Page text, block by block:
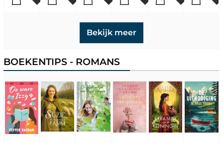
Bekijk meer
BOEKENTIPS - ROMANS